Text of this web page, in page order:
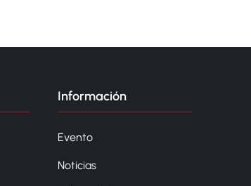
Información
Evento
Noticias